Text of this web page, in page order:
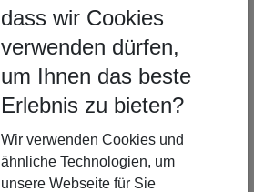
dass wir Cookies
verwenden dürfen,
um Ihnen das beste
Erlebnis zu bieten?
Wir verwenden Cookies und
ähnliche Technologien, um
unsere Webseite für Sie